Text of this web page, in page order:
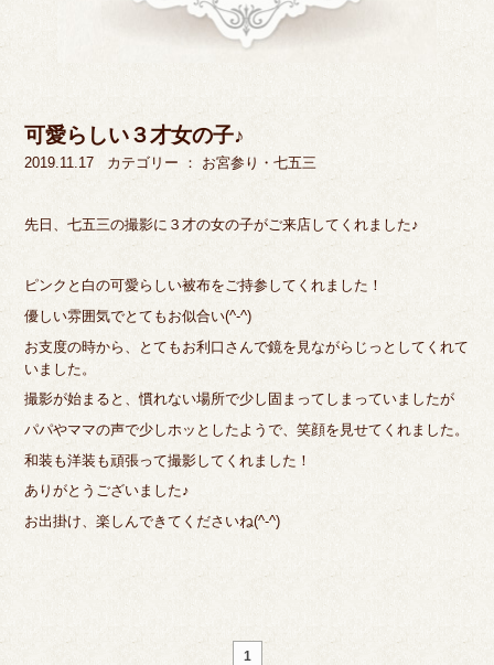
可愛らしい３才女の子♪
2019.11.17 カテゴリー ： お宮参り・七五三
先日、七五三の撮影に３才の女の子がご来店してくれました♪
ピンクと白の可愛らしい被布をご持参してくれました！
優しい雰囲気でとてもお似合い(^-^)
お支度の時から、とてもお利口さんで鏡を見ながらじっとしてくれて
いました。
撮影が始まると、慣れない場所で少し固まってしまっていましたが
パパやママの声で少しホッとしたようで、笑顔を見せてくれました。
和装も洋装も頑張って撮影してくれました！
ありがとうございました♪
お出掛け、楽しんできてくださいね(^-^)
1